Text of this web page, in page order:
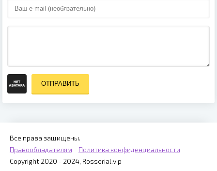
ОТПРАВИТЬ
Все права защищены.
Правообладателям
Политика конфиденциальности
Copyright 2020 - 2024, Rosserial.vip